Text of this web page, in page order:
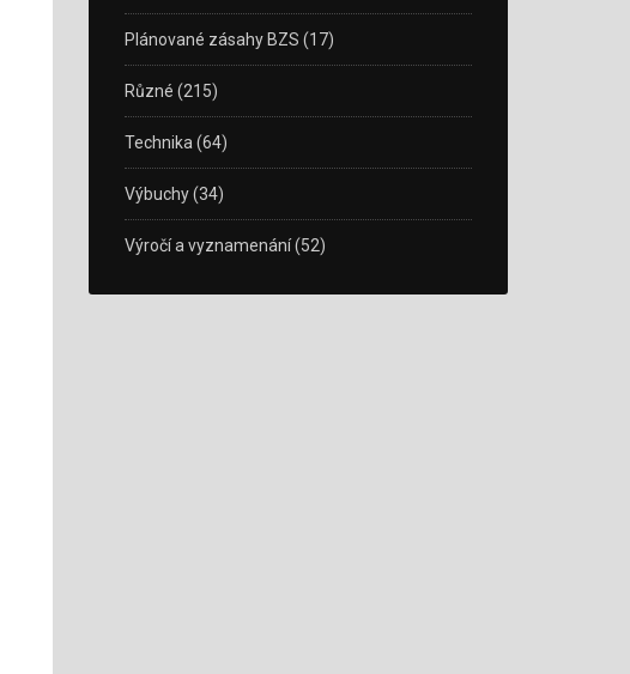
Plánované zásahy BZS (17)
Různé (215)
Technika (64)
Výbuchy(34)
Výročí a vyznamenání(52)